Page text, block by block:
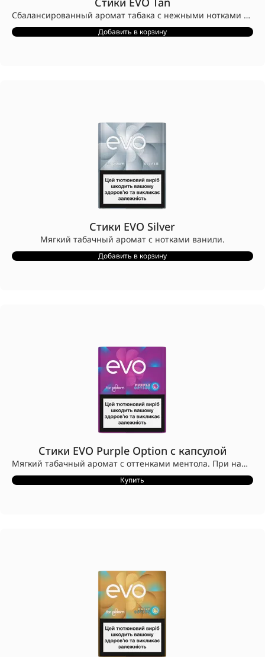
Сбалансированный аромат табака с нежными нотками кофе и шоколада.
Стики EVO разработаны для устройств Ploom.
Конструкция стиков EVO с заглушкой CleanSeal™ предотвращает попадание табака в устройство.
Добавить в корзину
Стики EVO Silver
Мягкий табачный аромат с нотками ванили.
Стики EVO разработаны для устройств Ploom.
Конструкция стиков EVO с заглушкой CleanSeal™ предотвращает попадание табака в устройство.
Добавить в корзину
Стики EVO Purple Option с капсулой
Мягкий табачный аромат с оттенками ментола. При нажатии капсулы добавляются освежающие ягодные нотки.
Стики EVO разработаны для устройств Ploom.
Конструкция стиков EVO с заглушкой CleanSeal™ предотвращает попадание табака в устройство.
Купить